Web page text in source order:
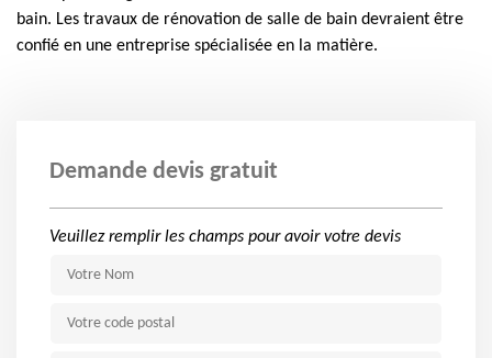
bain. Les travaux de rénovation de salle de bain devraient être
confié en une entreprise spécialisée en la matière.
Demande devis gratuit
Veuillez remplir les champs pour avoir votre devis